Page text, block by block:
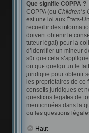
Que signifie COPPA ?
COPPA (ou Children’s
est une loi aux États-
recueillir des
doivent obtenir le
tuteur légal) pour la
d’identifier un mineur
sûr que cela
ou que quelqu’un le
juridique pour obtenir
les propriétaires de ce
conseils juridiques et
questions légales de
mentionnées dans la
ou les questions
Haut